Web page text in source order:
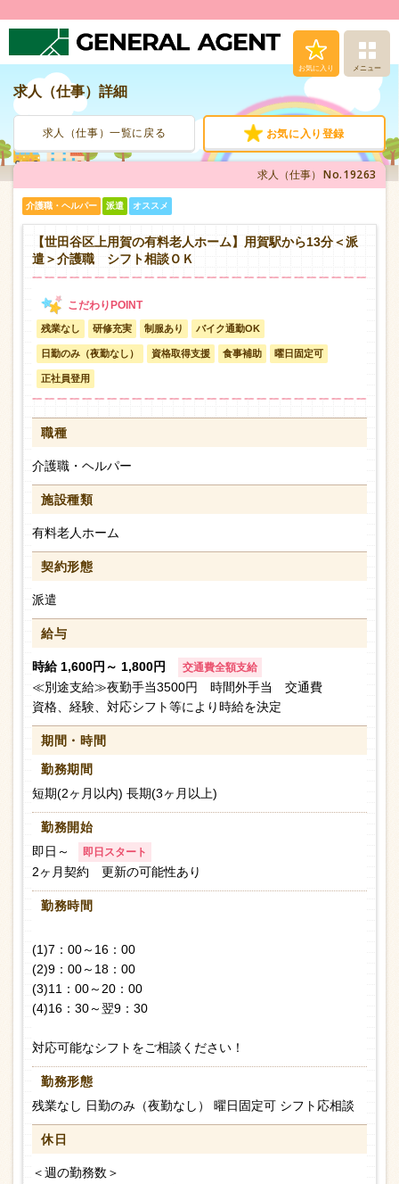
お気に入り メニュー
人材派遣サービス
転職支援サービス
登録から就業まで
お問い合わせ
求人（仕事）詳細
求人（仕事）一覧に戻る お気に入り登録
求人（仕事） No.19263
介護職・ヘルパー 派遣 オススメ
【世田谷区上用賀の有料老人ホーム】用賀駅から13分＜派
遣＞介護職 シフト相談ＯＫ
残業なし 研修充実 制服あり バイク通勤OK
日勤のみ（夜勤なし） 資格取得支援 食事補助 曜日固定可
正社員登用
職種
介護職・ヘルパー
施設種類
有料老人ホーム
契約形態
派遣
給与
時給 1,600円～ 1,800円 交通費全額支給
≪別途支給≫夜勤手当3500円 時間外手当 交通費
資格、経験、対応シフト等により時給を決定
期間・時間
勤務期間
短期(2ヶ月以内) 長期(3ヶ月以上)
勤務開始
即日～
即日スタート
2ヶ月契約 更新の可能性あり
勤務時間
(1)7：00～16：00
(2)9：00～18：00
(3)11：00～20：00
(4)16：30～翌9：30
対応可能なシフトをご相談ください！
勤務形態
残業なし 日勤のみ（夜勤なし） 曜日固定可 シフト応相談
休日
＜週の勤務数＞